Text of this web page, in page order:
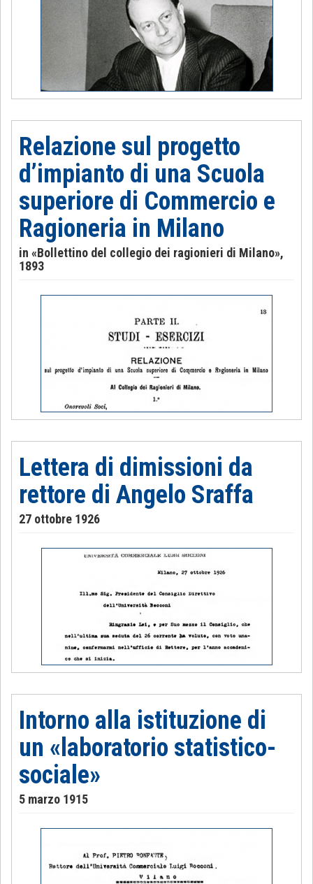
Relazione sul progetto
d’impianto di una Scuola
superiore di Commercio e
Ragioneria in Milano
in «Bollettino del collegio dei ragionieri di Milano»,
1893
Lettera di dimissioni da
rettore di Angelo Sraffa
27 ottobre 1926
Intorno alla istituzione di
un «laboratorio statistico-
sociale»
5 marzo 1915